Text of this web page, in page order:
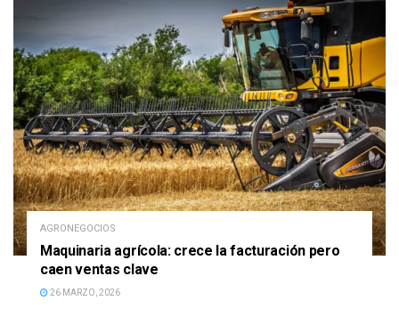
AGRONEGOCIOS
Maquinaria agrícola: crece la facturación pero
caen ventas clave
26 MARZO, 2026